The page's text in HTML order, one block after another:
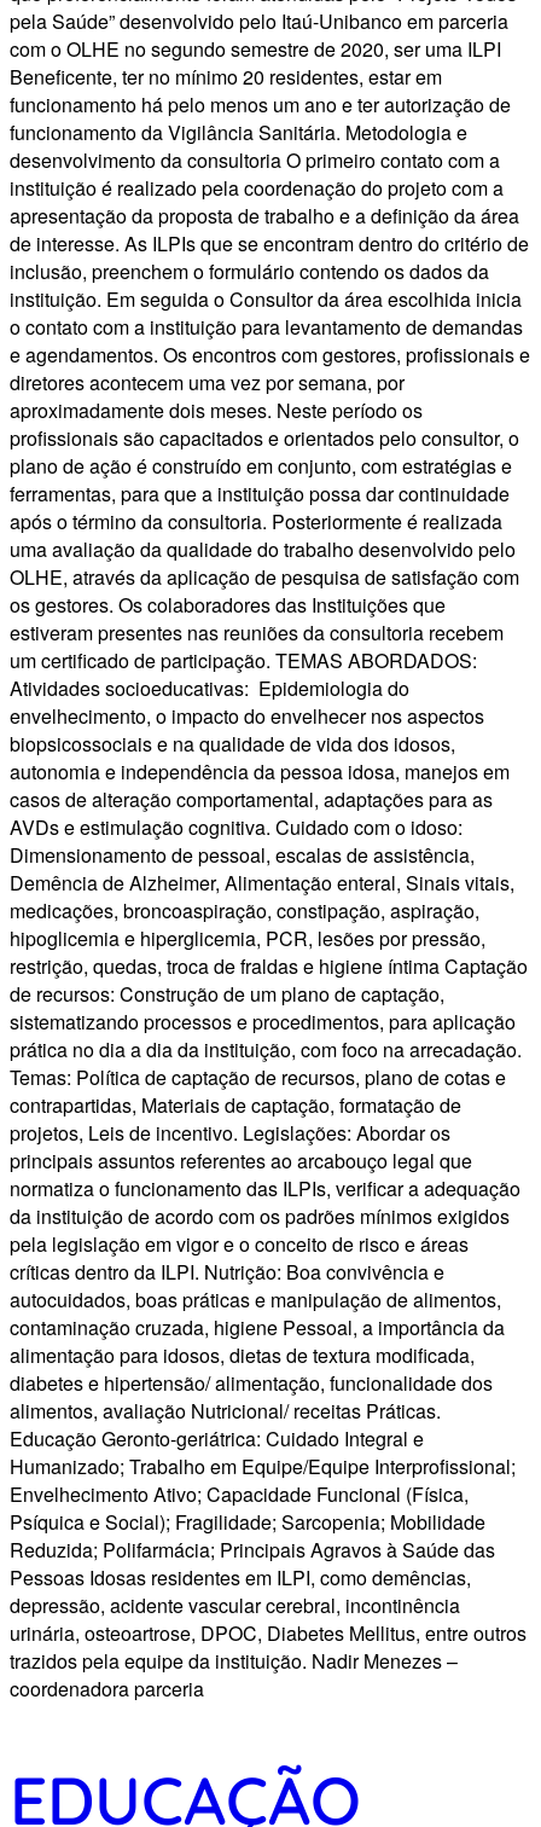
pela Saúde” desenvolvido pelo Itaú-Unibanco em parceria
com o OLHE no segundo semestre de 2020, ser uma ILPI
Beneficente, ter no mínimo 20 residentes, estar em
funcionamento há pelo menos um ano e ter autorização de
funcionamento da Vigilância Sanitária. Metodologia e
desenvolvimento da consultoria O primeiro contato com a
instituição é realizado pela coordenação do projeto com a
apresentação da proposta de trabalho e a definição da área
de interesse. As ILPIs que se encontram dentro do critério de
inclusão, preenchem o formulário contendo os dados da
instituição. Em seguida o Consultor da área escolhida inicia
o contato com a instituição para levantamento de demandas
e agendamentos. Os encontros com gestores, profissionais e
diretores acontecem uma vez por semana, por
aproximadamente dois meses. Neste período os
profissionais são capacitados e orientados pelo consultor, o
plano de ação é construído em conjunto, com estratégias e
ferramentas, para que a instituição possa dar continuidade
após o término da consultoria. Posteriormente é realizada
uma avaliação da qualidade do trabalho desenvolvido pelo
OLHE, através da aplicação de pesquisa de satisfação com
os gestores. Os colaboradores das Instituições que
estiveram presentes nas reuniões da consultoria recebem
um certificado de participação. TEMAS ABORDADOS:
Atividades socioeducativas: Epidemiologia do
envelhecimento, o impacto do envelhecer nos aspectos
biopsicossociais e na qualidade de vida dos idosos,
autonomia e independência da pessoa idosa, manejos em
casos de alteração comportamental, adaptações para as
AVDs e estimulação cognitiva. Cuidado com o idoso:
Dimensionamento de pessoal, escalas de assistência,
Demência de Alzheimer, Alimentação enteral, Sinais vitais,
medicações, broncoaspiração, constipação, aspiração,
hipoglicemia e hiperglicemia, PCR, lesões por pressão,
restrição, quedas, troca de fraldas e higiene íntima Captação
de recursos: Construção de um plano de captação,
sistematizando processos e procedimentos, para aplicação
prática no dia a dia da instituição, com foco na arrecadação.
Temas: Política de captação de recursos, plano de cotas e
contrapartidas, Materiais de captação, formatação de
projetos, Leis de incentivo. Legislações: Abordar os
principais assuntos referentes ao arcabouço legal que
normatiza o funcionamento das ILPIs, verificar a adequação
da instituição de acordo com os padrões mínimos exigidos
pela legislação em vigor e o conceito de risco e áreas
críticas dentro da ILPI. Nutrição: Boa convivência e
autocuidados, boas práticas e manipulação de alimentos,
contaminação cruzada, higiene Pessoal, a importância da
alimentação para idosos, dietas de textura modificada,
diabetes e hipertensão/ alimentação, funcionalidade dos
alimentos, avaliação Nutricional/ receitas Práticas.
Educação Geronto-geriátrica: Cuidado Integral e
Humanizado; Trabalho em Equipe/Equipe Interprofissional;
Envelhecimento Ativo; Capacidade Funcional (Física,
Psíquica e Social); Fragilidade; Sarcopenia; Mobilidade
Reduzida; Polifarmácia; Principais Agravos à Saúde das
Pessoas Idosas residentes em ILPI, como demências,
depressão, acidente vascular cerebral, incontinência
urinária, osteoartrose, DPOC, Diabetes Mellitus, entre outros
trazidos pela equipe da instituição. Nadir Menezes –
coordenadora parceria
EDUCAÇÃO